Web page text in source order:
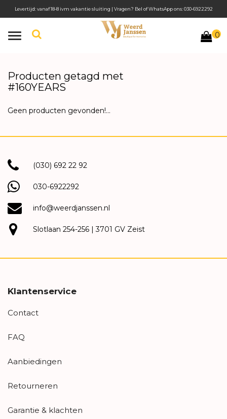
Toggle
0
Levertijd: vanaf 18-8 ivm vakantie sluiting | Vragen? Bel of WhatsApp ons: 030-6922292
Producten getagd met
#160YEARS
Geen producten gevonden!...
(030) 692 22 92
030-6922292
info@weerdjanssen.nl
Slotlaan 254-256 | 3701 GV Zeist
Klantenservice
Contact
FAQ
Aanbiedingen
Retourneren
Garantie & klachten